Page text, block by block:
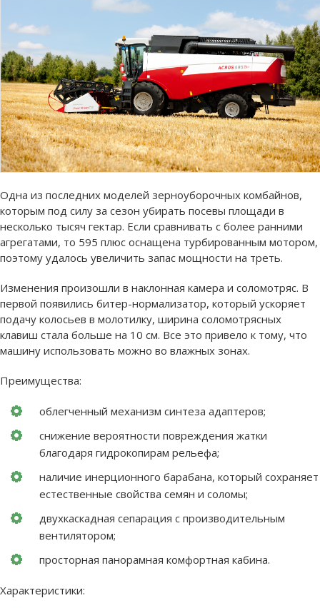
Одна из последних моделей зерноуборочных комбайнов,
которым под силу за сезон убирать посевы площади в
несколько тысяч гектар. Если сравнивать с более ранними
агрегатами, то 595 плюс оснащена турбированным мотором,
поэтому удалось увеличить запас мощности на треть.
Изменения произошли в наклонная камера и соломотряс. В
первой появились битер-нормализатор, который ускоряет
подачу колосьев в молотилку, ширина соломотрясных
клавиш стала больше на 10 см. Все это привело к тому, что
машину использовать можно во влажных зонах.
Преимущества:
облегченный механизм синтеза адаптеров;
снижение вероятности повреждения жатки
благодаря гидрокопирам рельефа;
наличие инерционного барабана, который сохраняет
естественные свойства семян и соломы;
двухкаскадная сепарация с производительным
вентилятором;
просторная панорамная комфортная кабина.
Характеристики: